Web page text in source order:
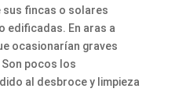
sus fincas o solares
edificadas. En aras a
ocasionarían graves
pocos los
al desbroce y limpieza